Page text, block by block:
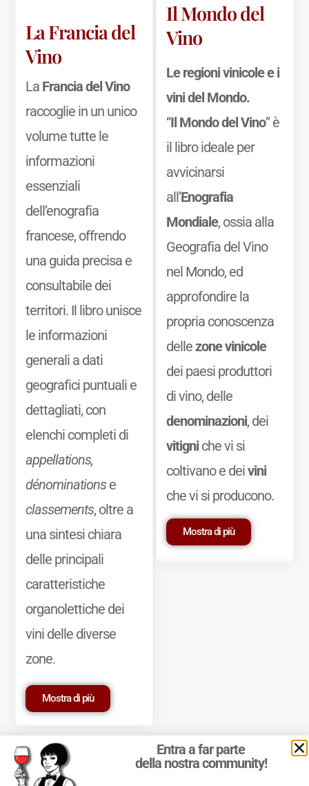
La Francia del
Vino
La Francia del Vino
raccoglie in un unico
volume tutte le
informazioni
essenziali
dell’enografia
francese, offrendo
una guida precisa e
consultabile dei
territori. Il libro unisce
le informazioni
generali a dati
geografici puntuali e
dettagliati, con
elenchi completi di
appellations,
dénominationse
classements, oltre a
una sintesi chiara
delle principali
caratteristiche
organolettiche dei
vini delle diverse
zone.
Mostra di più
Il Mondo del
Vino
Le regioni vinicole e i
vini del Mondo.
“Il Mondo del Vino” è
il libro ideale per
avvicinarsi
all’Enografia
Mondiale, ossia alla
Geografia del Vino
nel Mondo, ed
approfondire la
propria conoscenza
dellezone vinicole
dei paesi produttori
di vino, delle
denominazioni, dei
vitigniche vi si
coltivano e deivini
che vi si producono.
Mostra di più
Entra a far parte
della nostra community!